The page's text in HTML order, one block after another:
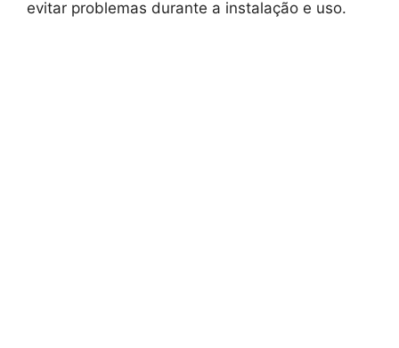
evitar problemas durante a instalação e uso.